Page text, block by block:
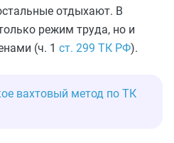
отдыхают. В
режим труда, но и
(ч. 1 ст. 299 ТК РФ).
вахтовый метод по ТК